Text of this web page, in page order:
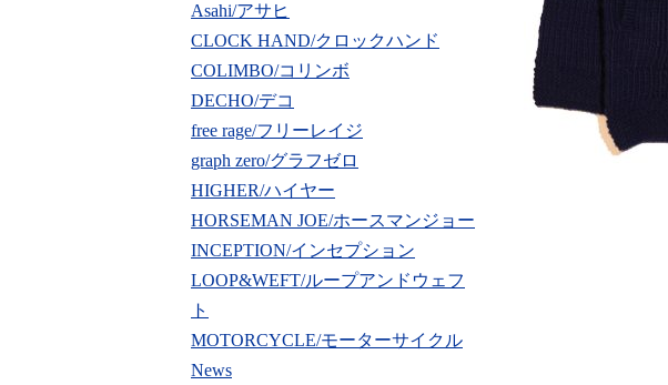
Asahi/アサヒ
CLOCK HAND/クロックハンド
COLIMBO/コリンボ
DECHO/デコ
free rage/フリーレイジ
graph zero/グラフゼロ
HIGHER/ハイヤー
HORSEMAN JOE/ホースマンジョー
INCEPTION/インセプション
LOOP&WEFT/ループアンドウェフ
ト
MOTORCYCLE/モーターサイクル
News